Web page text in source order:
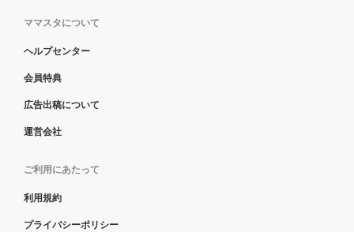
ママスタについて
ヘルプセンター
会員特典
広告出稿について
運営会社
ご利用にあたって
利用規約
プライバシーポリシー